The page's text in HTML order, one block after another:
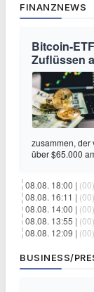
FINANZNEWS
Bitcoin-
Zuflüssen
zusammen, der
über $65.000
08.08. 18:00 | (00)
08.08. 16:11 | (00)
08.08. 14:00 | (00)
08.08. 13:55 | (00)
08.08. 12:09 | (00)
BUSINESS/